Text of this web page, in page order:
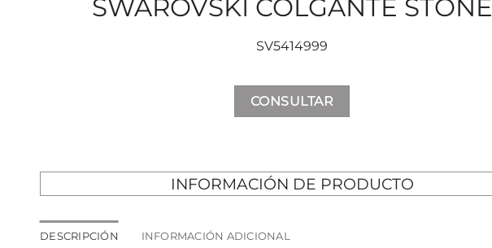
SWAROVSKI COLGANTE STONE
SV5414999
CONSULTAR
INFORMACIÓN DE PRODUCTO
DESCRIPCIÓN INFORMACIÓN ADICIONAL